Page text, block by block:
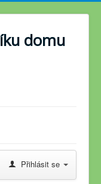
domu
Přihlásit se